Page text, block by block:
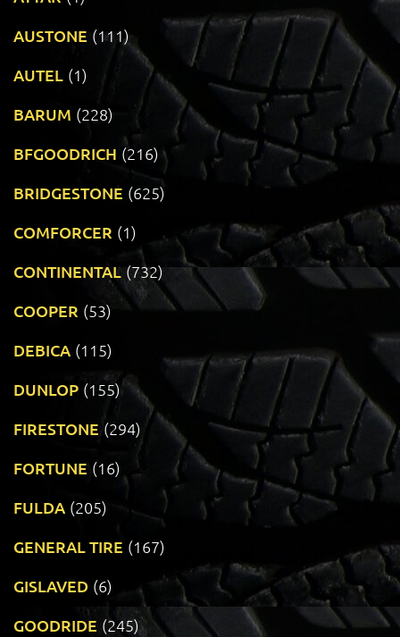
AUSTONE (111)
AUTEL (1)
BARUM (228)
BFGOODRICH (216)
BRIDGESTONE (625)
COMFORCER (1)
CONTINENTAL (732)
COOPER (53)
DEBICA (115)
DUNLOP (155)
FIRESTONE (294)
FORTUNE (16)
FULDA (205)
GENERAL TIRE (167)
GISLAVED (6)
GOODRIDE (245)